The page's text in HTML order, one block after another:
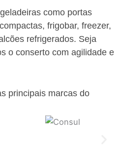
como portas
frigobar, freezer,
refrigerados. Seja
o conserto com agilidade e
principais marcas do